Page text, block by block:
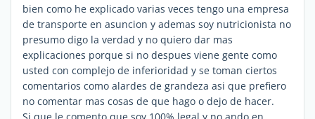
bien como he explicado varias veces tengo una empresa
de transporte en asuncion y ademas soy nutricionista no
presumo digo la verdad y no quiero dar mas
explicaciones porque si no despues viene gente como
usted con complejo de inferioridad y se toman ciertos
comentarios como alardes de grandeza asi que prefiero
no comentar mas cosas de que hago o dejo de hacer.